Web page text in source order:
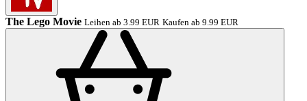
The Lego Movie Leihen ab 3.99 EUR Kaufen ab 9.99 EUR